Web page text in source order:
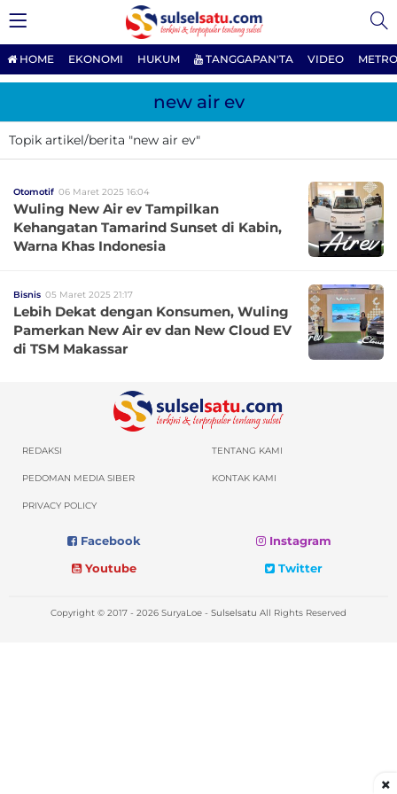
HOME EKONOMI HUKUM TANGGAPAN'TA VIDEO
new air ev
Topik artikel/berita "new air ev"
Otomotif 06 Maret 2025 16:04
Wuling New Air ev Tampilkan
Kehangatan Tamarind Sunset di Kabin,
Warna Khas Indonesia
Bisnis 05 Maret 2025 21:17
Lebih Dekat dengan Konsumen, Wuling
Pamerkan New Air ev dan New Cloud EV
di TSM Makassar
REDAKSI TENTANG KAMI
PEDOMAN MEDIA SIBER KONTAK KAMI
PRIVACY POLICY
Facebook
Instagram
Youtube
Twitter
Copyright © 2017 - 2026 SuryaLoe - Sulselsatu All Rights Reserved
×